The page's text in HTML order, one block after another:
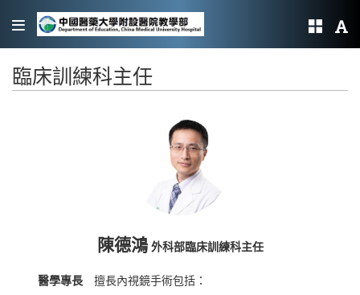
臨床訓練科主任
陳德鴻 外科部臨床訓練科主任
醫學專長
擅長內視鏡手術包括：